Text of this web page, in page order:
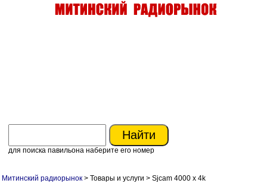
для поиска павильона наберите его номер
Митинский радиорынок > Товары и услуги > Sjcam 4000 x 4k